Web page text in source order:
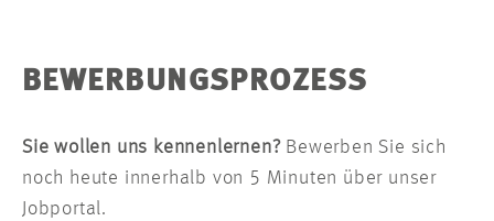
BEWERBUNGSPROZESS
Sie wollen uns kennenlernen?Bewerben Sie sich
noch heute innerhalb von 5 Minuten über unser
Jobportal.